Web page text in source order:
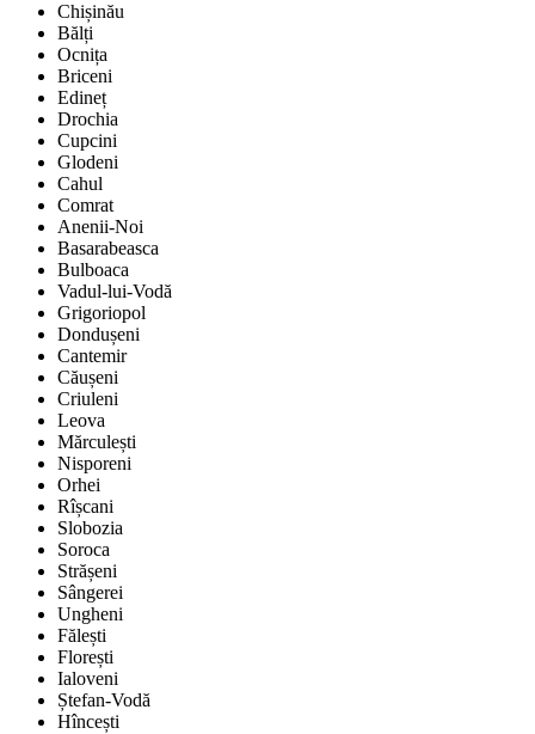
Chișinău
Bălți
Ocnița
Briceni
Edineț
Drochia
Cupcini
Glodeni
Cahul
Comrat
Anenii-Noi
Basarabeasca
Bulboaca
Vadul-lui-Vodă
Grigoriopol
Dondușeni
Cantemir
Căușeni
Criuleni
Leova
Mărculești
Nisporeni
Orhei
Rîșcani
Slobozia
Soroca
Strășeni
Sângerei
Ungheni
Fălești
Florești
Ialoveni
Ștefan-Vodă
Hîncești